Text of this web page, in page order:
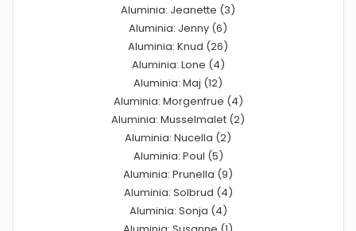
Aluminia: Jeanette (3)
Aluminia: Jenny (6)
Aluminia: Knud (26)
Aluminia: Lone (4)
Aluminia: Maj (12)
Aluminia: Morgenfrue (4)
Aluminia: Musselmalet (2)
Aluminia: Nucella (2)
Aluminia: Poul (5)
Aluminia: Prunella (9)
Aluminia: Solbrud (4)
Aluminia: Sonja (4)